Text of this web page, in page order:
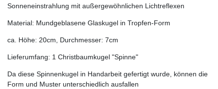
Sonneneinstrahlung mit außergewöhnlichen Lichtreflexen
Material: Mundgeblasene Glaskugel in Tropfen-Form
ca. Höhe: 20cm, Durchmesser: 7cm
Lieferumfang: 1 Christbaumkugel "Spinne"
Da diese Spinnenkugel in Handarbeit gefertigt wurde, können die
Form und Muster unterschiedlich ausfallen